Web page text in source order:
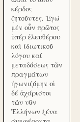
κέρδος
ζητοῦντες. Ἐγώ
μέν οὖν πρῶτος
ὑπέρ ἐλευθέρου
καὶ ίδιωτικοῦ
λόγου καί
μεταδόσεως τῶν
πραγμάτων
ἠγωνιζόμην οἱ
δέ ἀχάριστοι
τῶν νῦν
Ἑλλήνων ξένα